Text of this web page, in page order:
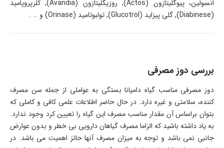
انسولین، پیوگلیتازون (Actos), روزیگلیتازون (Avandia), کلرپروپامید
(Diabinese), گلی پیزاید (Glucotrol), تولبوتامید (Orinase) و … .
بررسی دوز مصرفی
دوز مصرفی مناسب گیاه دامیانا بستگی به عواملی از جمله سن مصرف
کننده، سلامتی و غیره دارد. در حال حاضر اطلاعات علمی کافی و کاملی که
بتوان براساس آن مقدار مناسب مصرف این گیاه را تعیین کرد وجود ندارد.
به یاد داشته باشید که الزاما مصرف گیاهان دارویی بی خطر و بدون عوارض
جانبی نمی باشد و توجه به میزان مصرف آنها حائز اهمیت می باشد. در